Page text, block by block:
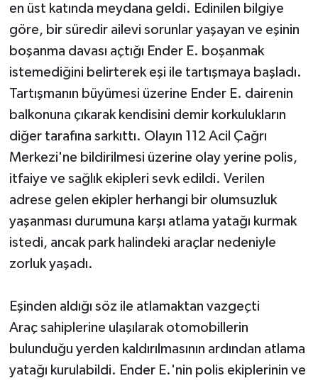
en üst katında meydana geldi. Edinilen bilgiye
göre, bir süredir ailevi sorunlar yaşayan ve eşinin
boşanma davası açtığı Ender E. boşanmak
istemediğini belirterek eşi ile tartışmaya başladı.
Tartışmanın büyümesi üzerine Ender E. dairenin
balkonuna çıkarak kendisini demir korkulukların
diğer tarafına sarkıttı. Olayın 112 Acil Çağrı
Merkezi'ne bildirilmesi üzerine olay yerine polis,
itfaiye ve sağlık ekipleri sevk edildi. Verilen
adrese gelen ekipler herhangi bir olumsuzluk
yaşanması durumuna karşı atlama yatağı kurmak
istedi, ancak park halindeki araçlar nedeniyle
zorluk yaşadı.
Eşinden aldığı söz ile atlamaktan vazgeçti
Araç sahiplerine ulaşılarak otomobillerin
bulunduğu yerden kaldırılmasının ardından atlama
yatağı kurulabildi. Ender E.'nin polis ekiplerinin ve